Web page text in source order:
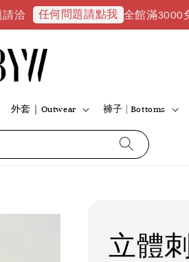
任何問題請點我 全館滿3000免運｜
外套｜Outwear 褲子 | Bottoms
立體